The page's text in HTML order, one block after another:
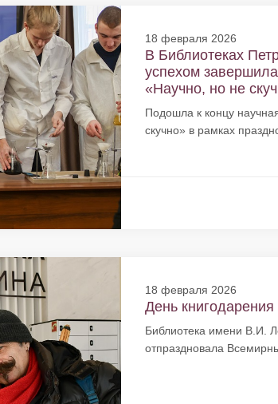
18 февраля 2026
В Библиотеках
успехом
«Научно, но не
Подошла к концу
скучно» в рамках
18 февраля 2026
День
Библиотека имени В.И.
отпраздновала